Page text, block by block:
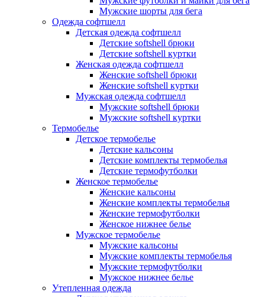
Мужские шорты для бега
Одежда софтшелл
Детская одежда софтшелл
Детские softshell брюки
Детские softshell куртки
Женская одежда софтшелл
Женские softshell брюки
Женские softshell куртки
Мужская одежда софтшелл
Мужские softshell брюки
Мужские softshell куртки
Термобелье
Детское термобелье
Детские кальсоны
Детские комплекты термобелья
Детские термофутболки
Женское термобелье
Женские кальсоны
Женские комплекты термобелья
Женские термофутболки
Женское нижнее белье
Мужское термобелье
Мужские кальсоны
Мужские комплекты термобелья
Мужские термофутболки
Мужское нижнее белье
Утепленная одежда